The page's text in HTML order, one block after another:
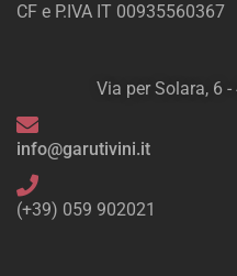
CF e P.IVA IT 00935560367
Via per Solara, 6
info@garutivini.it
(+39) 059 902021